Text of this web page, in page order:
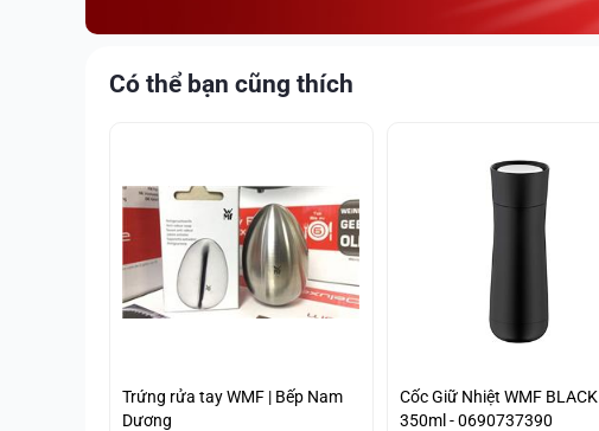
Có thể bạn cũng thích
Trứng rửa tay WMF | Bếp Nam
Dương
Cốc Giữ Nhiệt WMF BLACK
350ml - 0690737390